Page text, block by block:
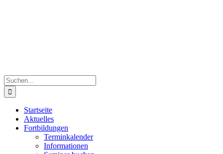
Suche
nach:
Startseite
Aktuelles
Fortbildungen
Terminkalender
Informationen